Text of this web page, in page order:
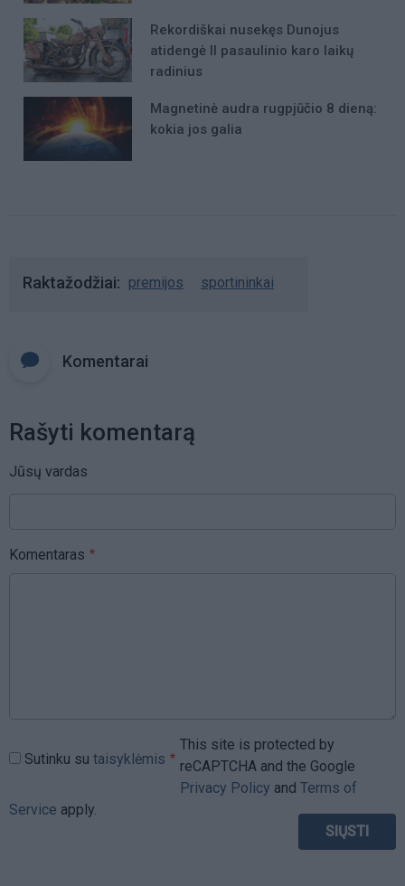
Rekordiškai nusekęs Dunojus
atidengė II pasaulinio karo laikų
radinius
Magnetinė audra rugpjūčio 8 dieną:
kokia jos galia
Raktažodžiai premijos sportininkai
Komentarai
Rašyti komentarą
Jūsų vardas
Komentaras
Sutinku su taisyklėmis
This site is protected by
reCAPTCHA and the Google
Privacy Policy and Terms of
Service apply.